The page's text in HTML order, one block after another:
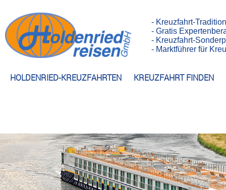
HOLDENRIED-KREUZFAHRTEN KREUZFAHRT FINDEN
- Kreuzfahrt-
- Gratis
- Kreuzfahrt-
- Marktführer für